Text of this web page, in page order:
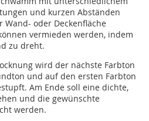
und kurzen Abständen
oder Deckenfläche
vermieden werden, indem
zu dreht.
wird der nächste Farbton
und auf den ersten Farbton
Am Ende soll eine dichte,
und die gewünschte
werden.